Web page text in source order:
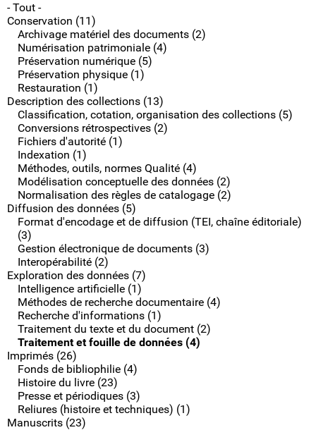
- Tout -
Conservation (11)
Archivage matériel des documents (2)
Numérisation patrimoniale (4)
Préservation numérique (5)
Préservation physique (1)
Restauration (1)
Description des collections (13)
Classification, cotation, organisation des collections (5)
Conversions rétrospectives (2)
Fichiers d'autorité (1)
Indexation (1)
Méthodes, outils, normes Qualité (4)
Modélisation conceptuelle des données (2)
Normalisation des règles de catalogage (2)
Diffusion des données (5)
Format d'encodage et de diffusion (TEI, chaîne éditoriale)
(3)
Gestion électronique de documents (3)
Interopérabilité (2)
Exploration des données (7)
Intelligence artificielle (1)
Méthodes de recherche documentaire (4)
Recherche d'informations (1)
Traitement du texte et du document (2)
Traitement et fouille de données (4)
Imprimés (26)
Fonds de bibliophilie (4)
Histoire du livre (23)
Presse et périodiques (3)
Reliures (histoire et techniques) (1)
Manuscrits (23)